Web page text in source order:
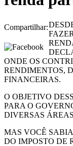
Compartilhar:
ONDE OS
RENDIMENTOS,
FINANCEIRAS.
O OBJETIVO
PARA O
DIVERSAS
MAS VOCÊ
DO IMPOSTO DE